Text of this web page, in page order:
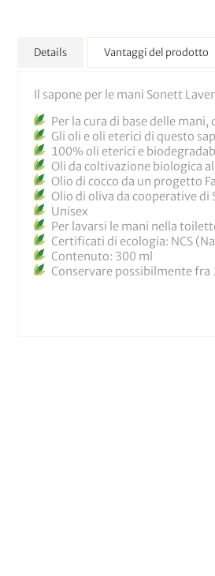
Details
Il sapone per le mani Sonett
Per la cura di base delle mani,
Gli oli e oli eterici di questo
100% oli eterici e
Oli da coltivazione biologica
Olio di cocco da un progetto
Olio di oliva da cooperative di
Unisex
Per lavarsi le mani nella
Certificati di ecologia: NCS
Contenuto: 300 ml
Conservare possibilmente fra
Vantaggi del prodotto